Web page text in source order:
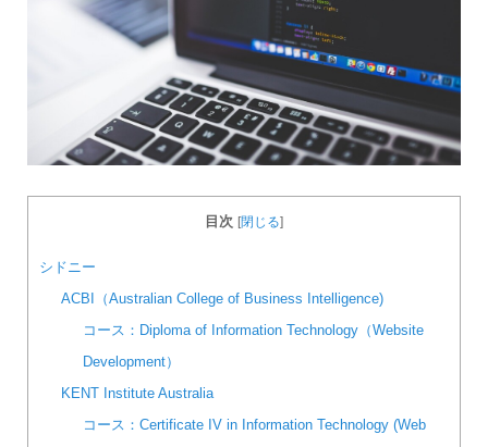
目次 [閉じる]
シドニー
ACBI（Australian College of Business Intelligence)
コース：Diploma of Information Technology（Website
Development）
KENT Institute Australia
コース：Certificate IV in Information Technology (Web